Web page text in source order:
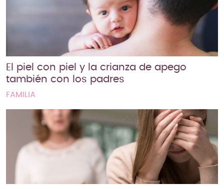
El piel con piel y la crianza de apego
también con los padres
FAMILIA